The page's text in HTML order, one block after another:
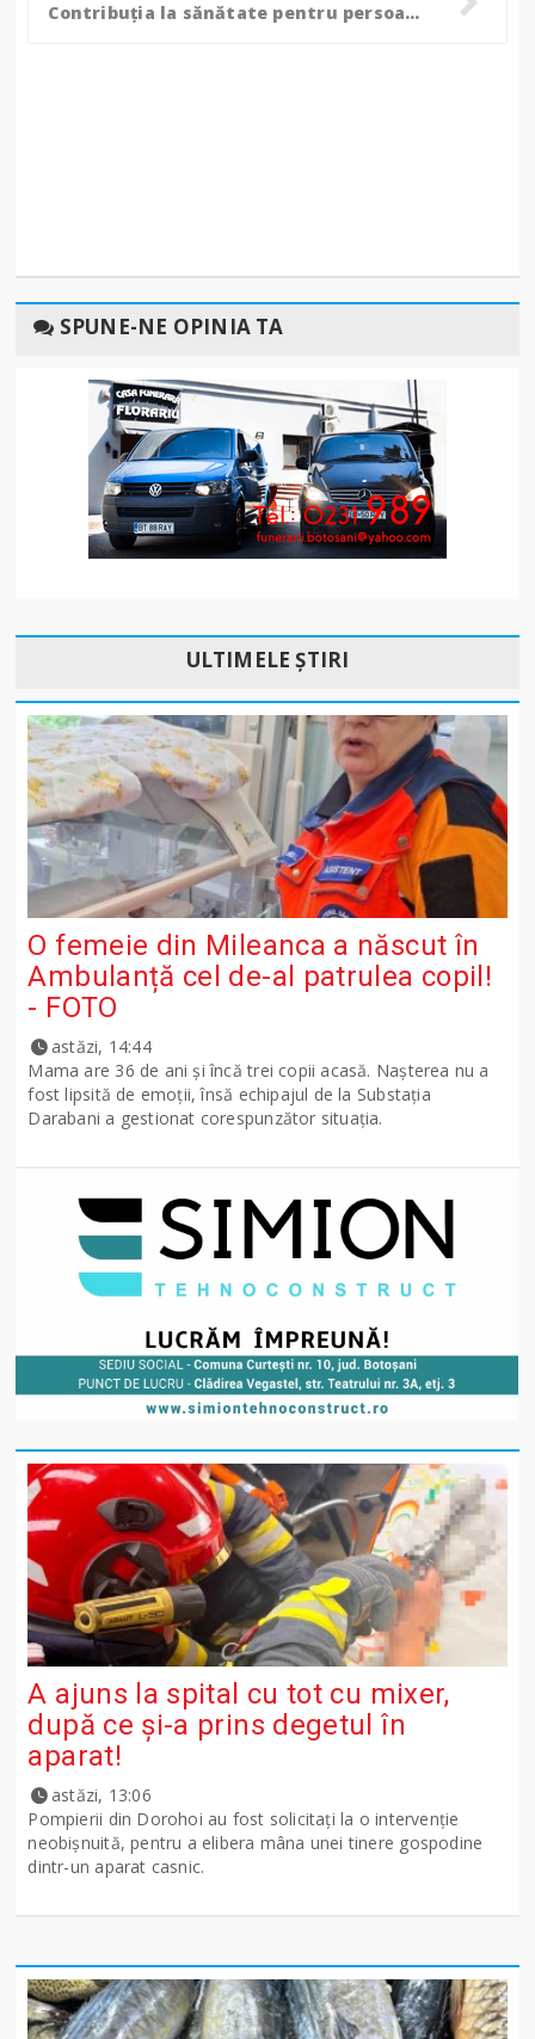
Contribuția la sănătate pentru persoanele cu indemnizație de creștere copil sau venit minim de incluziune. Clarificări AJPIS Botoșani!
SPUNE-NE OPINIA TA
ULTIMELE ȘTIRI
O femeie din Mileanca a născut în
Ambulanță cel de-al patrulea copil!
- FOTO
astăzi, 14:44
Mama are 36 de ani și încă trei copii acasă. Nașterea nu a
fost lipsită de emoții, însă echipajul de la Substația
Darabani a gestionat corespunzător situația.
A ajuns la spital cu tot cu mixer,
după ce și-a prins degetul în
aparat!
astăzi, 13:06
Pompierii din Dorohoi au fost solicitați la o intervenție
neobișnuită, pentru a elibera mâna unei tinere gospodine
dintr-un aparat casnic.